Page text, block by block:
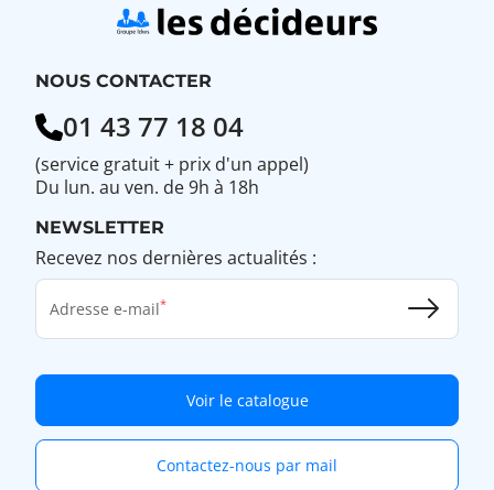
NOUS CONTACTER
01 43 77 18 04
(service gratuit + prix d'un appel)
Du lun. au ven. de 9h à 18h
NEWSLETTER
Recevez nos dernières actualités :
Adresse e-mail
Voir le catalogue
Contactez-nous par mail